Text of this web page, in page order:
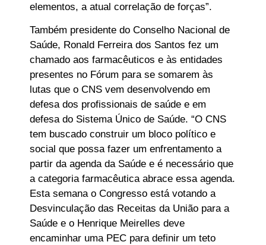
elementos, a atual correlação de forças”.
Também presidente do Conselho Nacional de
Saúde, Ronald Ferreira dos Santos fez um
chamado aos farmacêuticos e às entidades
presentes no Fórum para se somarem às
lutas que o CNS vem desenvolvendo em
defesa dos profissionais de saúde e em
defesa do Sistema Único de Saúde. “O CNS
tem buscado construir um bloco político e
social que possa fazer um enfrentamento a
partir da agenda da Saúde e é necessário que
a categoria farmacêutica abrace essa agenda.
Esta semana o Congresso está votando a
Desvinculação das Receitas da União para a
Saúde e o Henrique Meirelles deve
encaminhar uma PEC para definir um teto